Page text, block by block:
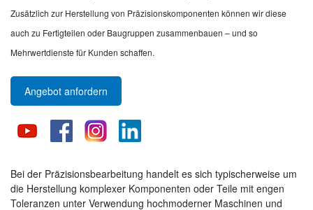
Zusätzlich zur Herstellung von Präzisionskomponenten können wir diese
auch zu Fertigteilen oder Baugruppen zusammenbauen – und so
Mehrwertdienste für Kunden schaffen.
Angebot anfordern
Bei der Präzisionsbearbeitung handelt es sich typischerweise um
die Herstellung komplexer Komponenten oder Teile mit engen
Toleranzen unter Verwendung hochmoderner Maschinen und